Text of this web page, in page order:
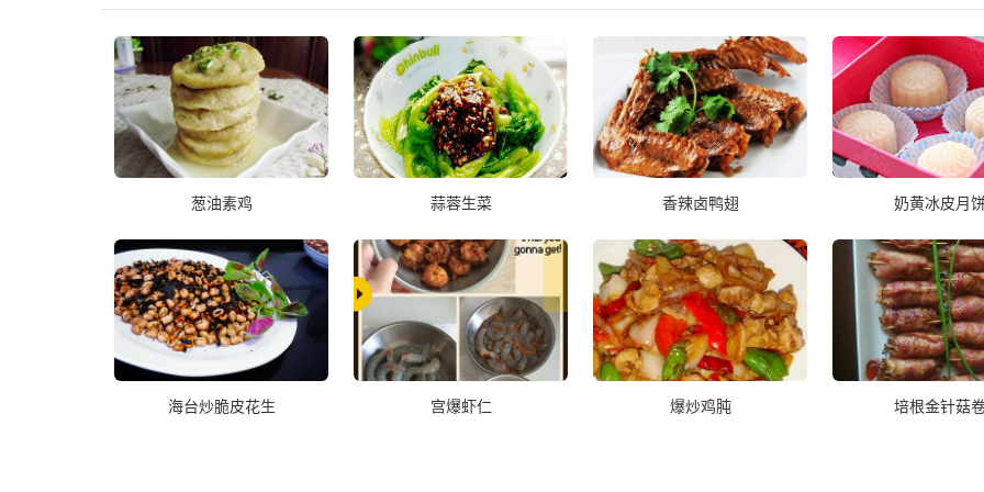
葱油素鸡 蒜蓉生菜 香辣卤鸭翅 奶黄冰皮月
海台炒脆皮花生 宫爆虾仁 爆炒鸡肫 培根金针菇